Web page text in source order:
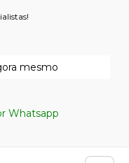
mesmo
Whatsapp